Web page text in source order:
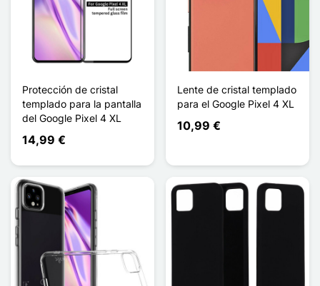
Protección de cristal
templado para la pantalla
del Google Pixel 4 XL
14,99 €
Lente de cristal templado
para el Google Pixel 4 XL
10,99 €